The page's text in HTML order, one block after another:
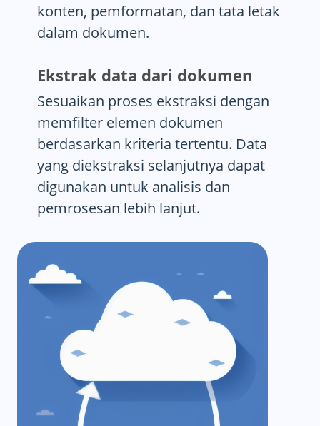
konten, pemformatan, dan tata letak
dalam dokumen.
Ekstrak data dari dokumen
Sesuaikan proses ekstraksi dengan
memfilter elemen dokumen
berdasarkan kriteria tertentu. Data
yang diekstraksi selanjutnya dapat
digunakan untuk analisis dan
pemrosesan lebih lanjut.